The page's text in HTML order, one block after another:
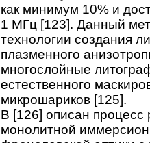
как минимум 10% и
1 МГц [123]. Данный
технологии создания
плазменного
многослойные
естественного
микрошариков [125].
В [126] описан процесс
монолитной